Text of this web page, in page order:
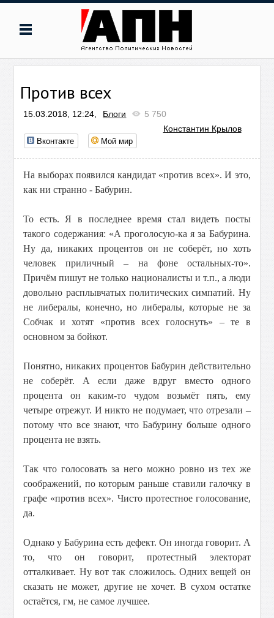
Против всех
15.03.2018, 12:24, Блоги
5 750
Константин Крылов
Вконтакте Мой мир
На выборах появился кандидат «против всех». И это,
как ни странно - Бабурин.
То есть. Я в последнее время стал видеть посты
такого содержания: «А проголосую-ка я за Бабурина.
Ну да, никаких процентов он не соберёт, но хоть
человек приличный – на фоне остальных-то».
Причём пишут не только националисты и т.п., а люди
довольно расплывчатых политических симпатий. Ну
не либералы, конечно, но либералы, которые не за
Собчак и хотят «против всех голоснуть» – те в
основном за бойкот.
Понятно, никаких процентов Бабурин действительно
не соберёт. А если даже вдруг вместо одного
процента он каким-то чудом возьмёт пять, ему
четыре отрежут. И никто не подумает, что отрезали –
потому что все знают, что Бабурину больше одного
процента не взять.
Так что голосовать за него можно ровно из тех же
соображений, по которым раньше ставили галочку в
графе «против всех». Чисто протестное голосование,
да.
Однако у Бабурина есть дефект. Он иногда говорит. А
то, что он говорит, протестный электорат
отталкивает. Ну вот так сложилось. Одних вещей он
сказать не может, другие не хочет. В сухом остатке
остаётся, гм, не самое лучшее.